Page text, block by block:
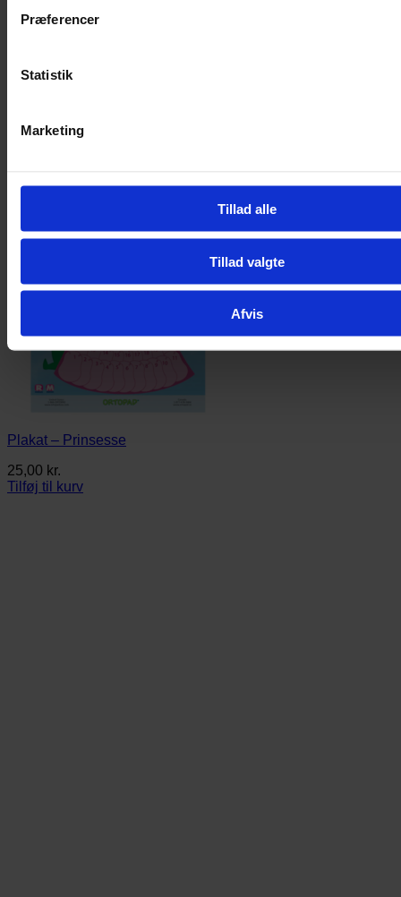
Præferencer
Statistik
Marketing
Tillad alle
Tillad valgte
Afvis
Plakat – Prinsesse
25,00 kr.
Tilføj til kurv